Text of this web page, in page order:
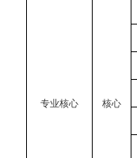
专业核心 核心